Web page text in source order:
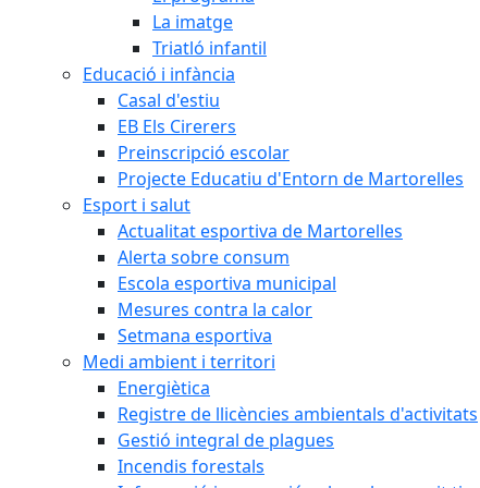
La imatge
Triatló infantil
Educació i infància
Casal d'estiu
EB Els Cirerers
Preinscripció escolar
Projecte Educatiu d'Entorn de Martorelles
Esport i salut
Actualitat esportiva de Martorelles
Alerta sobre consum
Escola esportiva municipal
Mesures contra la calor
Setmana esportiva
Medi ambient i territori
Energiètica
Registre de llicències ambientals d'activitats
Gestió integral de plagues
Incendis forestals